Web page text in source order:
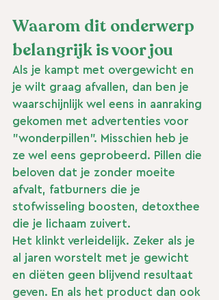
Waarom dit onderwerp
belangrijk is voor jou
Als je kampt met overgewicht en
je wilt graag afvallen, dan ben je
waarschijnlijk wel eens in aanraking
gekomen met advertenties voor
"wonderpillen". Misschien heb je
ze wel eens geprobeerd. Pillen die
beloven dat je zonder moeite
afvalt, fatburners die je
stofwisseling boosten, detoxthee
die je lichaam zuivert.
Het klinkt verleidelijk. Zeker als je
al jaren worstelt met je gewicht
en diëten geen blijvend resultaat
geven. En als het product dan ook